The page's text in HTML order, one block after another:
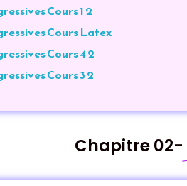
Cours 1 2
Cours Latex
Cours 4 2
Cours 3 2
Chapitre 02-